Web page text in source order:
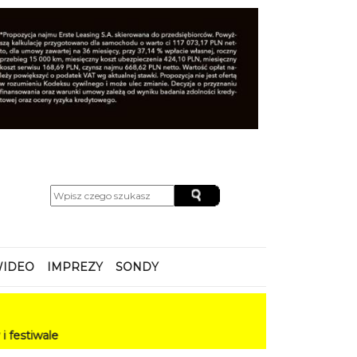
IMPREZY SONDY